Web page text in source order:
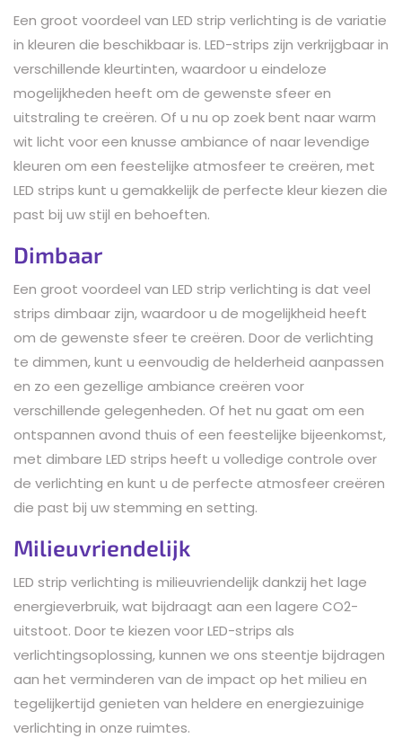
Een groot voordeel van LED strip verlichting is de variatie
in kleuren die beschikbaar is. LED-strips zijn verkrijgbaar in
verschillende kleurtinten, waardoor u eindeloze
mogelijkheden heeft om de gewenste sfeer en
uitstraling te creëren. Of u nu op zoek bent naar warm
wit licht voor een knusse ambiance of naar levendige
kleuren om een feestelijke atmosfeer te creëren, met
LED strips kunt u gemakkelijk de perfecte kleur kiezen die
past bij uw stijl en behoeften.
Dimbaar
Een groot voordeel van LED strip verlichting is dat veel
strips dimbaar zijn, waardoor u de mogelijkheid heeft
om de gewenste sfeer te creëren. Door de verlichting
te dimmen, kunt u eenvoudig de helderheid aanpassen
en zo een gezellige ambiance creëren voor
verschillende gelegenheden. Of het nu gaat om een
ontspannen avond thuis of een feestelijke bijeenkomst,
met dimbare LED strips heeft u volledige controle over
de verlichting en kunt u de perfecte atmosfeer creëren
die past bij uw stemming en setting.
Milieuvriendelijk
LED strip verlichting is milieuvriendelijk dankzij het lage
energieverbruik, wat bijdraagt aan een lagere CO2-
uitstoot. Door te kiezen voor LED-strips als
verlichtingsoplossing, kunnen we ons steentje bijdragen
aan het verminderen van de impact op het milieu en
tegelijkertijd genieten van heldere en energiezuinige
verlichting in onze ruimtes.